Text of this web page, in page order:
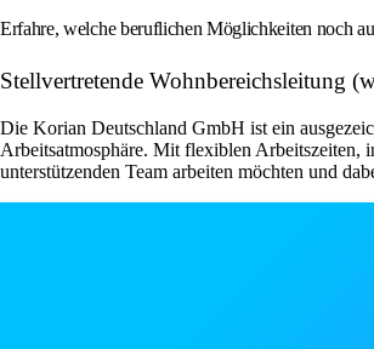
Erfahre, welche beruflichen Möglichkeiten noch
Stellvertretende Wohnbereichsleitung
Die Korian Deutschland GmbH ist ein
Arbeitsatmosphäre. Mit flexiblen Arbeitszeiten,
unterstützenden Team arbeiten möchten und